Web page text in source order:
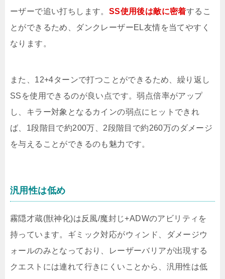
ーザーで追い打ちします。 SS使用後は敵に密着するこ
とができるため、ダンクレーザーEL友情を当てやすく
なります。
また、12+4ターンで打つことができるため、繰り返し
SSを使用できるのが良い点です。弱点倍率がアップ
し、キラー対象となるカインの弱点にヒットできれ
ば、1段階目で約200万、2段階目で約260万のダメージ
を与えることができるのも魅力です。
汎用性は低め
霧隠才蔵(獣神化)は反風/魔封じ+ADWのアビリティを
持っています。ギミック対応がウィンド、ダメージウ
ォールのみとなっており、レーザーバリアが出現する
クエストには連れて行きにくいことから、汎用性は低